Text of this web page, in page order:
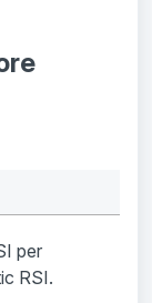
per
RSI.